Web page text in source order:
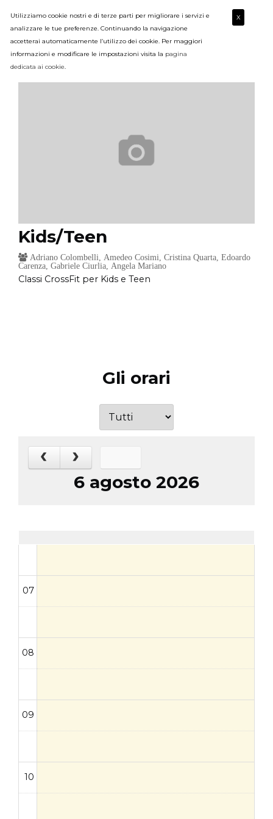
Kids/Teen
Adriano Colombelli, Amedeo Cosimi, Cristina Quarta, Edoardo
Carenza, Gabriele Ciurlia, Angela Mariano
Classi CrossFit per Kids e Teen
Gli orari
6 agosto 2026
07
08
09
10
Utilizziamo cookie nostri e di terze parti per migliorare i servizi e
analizzare le tue preferenze. Continuando la navigazione
accetterai automaticamente l’utilizzo dei cookie. Per maggiori
informazioni e modificare le impostazioni visita la pagina
dedicata ai cookie.
X